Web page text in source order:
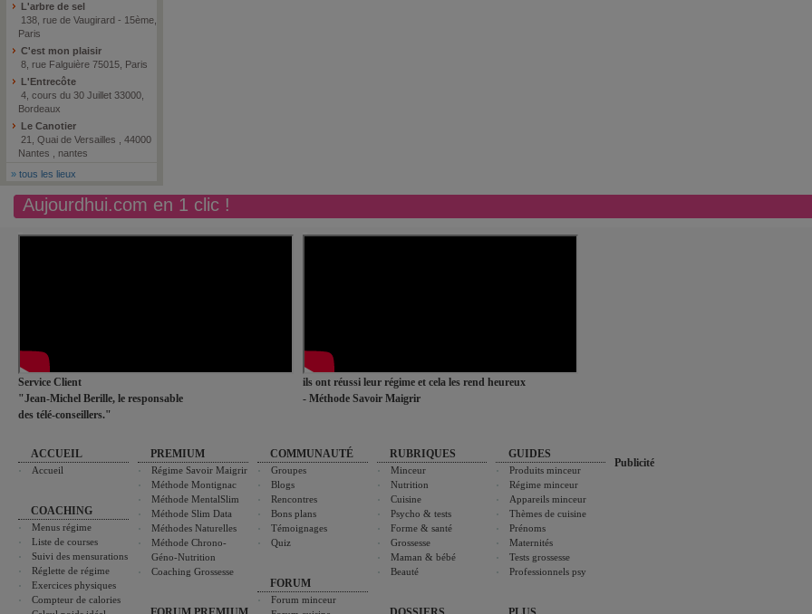
L'arbre de sel
138, rue de Vaugirard - 15ème,
Paris
C'est mon plaisir
8, rue Falguière 75015, Paris
L'Entrecôte
4, cours du 30 Juillet 33000,
Bordeaux
Le Canotier
21, Quai de Versailles , 44000
Nantes , nantes
» tous les lieux
Aujourdhui.com en 1 clic !
Service Client
"Jean-Michel Berille, le responsable
des télé-conseillers."
ils ont réussi leur régime et cela les rend heureux
- Méthode Savoir Maigrir
ACCUEIL
Accueil
COACHING
Menus régime
Liste de courses
Suivi des mensurations
Réglette de régime
Exercices physiques
Compteur de calories
PREMIUM
Régime Savoir Maigrir
Méthode Montignac
Méthode MentalSlim
Méthode Slim Data
Méthodes Naturelles
Méthode Chrono-
Géno-Nutrition
Coaching Grossesse
COMMUNAUTÉ
Groupes
Blogs
Rencontres
Bons plans
Témoignages
Quiz
FORUM
Forum minceur
RUBRIQUES
Minceur
Nutrition
Cuisine
Psycho & tests
Forme & santé
Grossesse
Maman & bébé
Beauté
GUIDES
Produits minceur
Régime minceur
Appareils minceur
Thèmes de cuisine
Prénoms
Maternités
Tests grossesse
Professionnels psy
Publicité